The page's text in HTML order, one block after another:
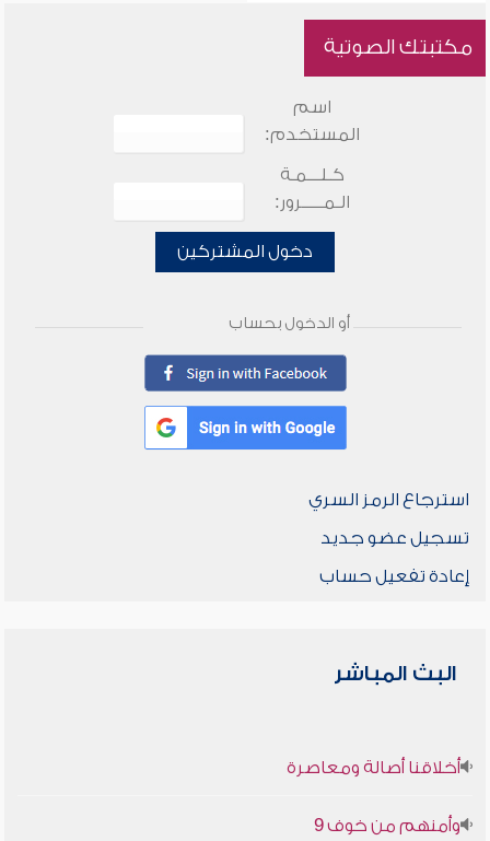
مكتبتك الصوتية
اسم
المستخدم:
كـلـــمـة
الـمـــــرور:
دخول المشتركين
أو الدخول بحساب
استرجاع الرمز السري
تسجيل عضو جديد
إعادة تفعيل حساب
البث المباشر
أخلاقنا أصالة ومعاصرة
وأمنهم من خوف 9